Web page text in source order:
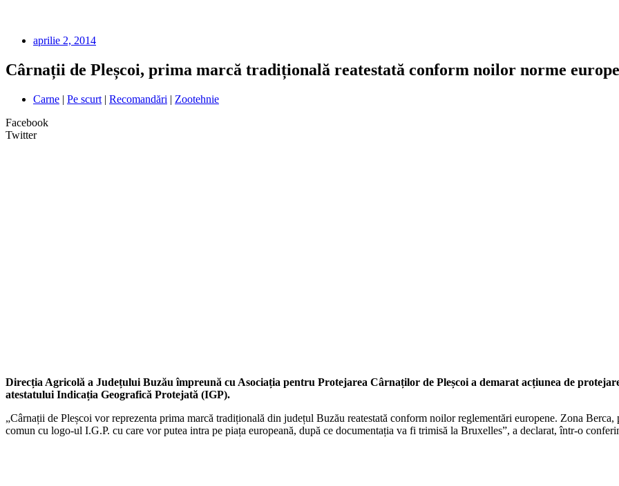
aprilie 2, 2014
Cârnații de Pleșcoi, prima marcă tradițională reatestată conform noilor norme
Carne | Pe scurt | Recomandări | Zootehnie
Facebook
Twitter
Direcția Agricolă a Județului Buzău împreună cu Asociația pentru Protejarea Cârnaților de Pleșcoi a demarat acțiunea de
atestatului Indicația Geografică Protejată (IGP).
„Cârnații de Pleșcoi vor reprezenta prima marcă tradițională din județul Buzău reatestată conform noilor reglementări europene. Zona
comun cu logo-ul I.G.P. cu care vor putea intra pe piața europeană, după ce documentația va fi trimisă la Bruxelles”, a declarat, într-o